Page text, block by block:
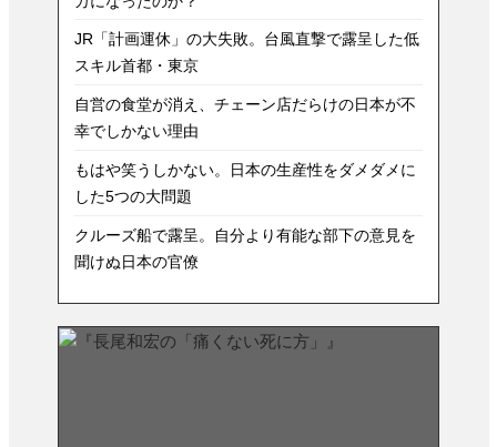
JR「計画運休」の大失敗。台風直撃で露呈した低
スキル首都・東京
自営の食堂が消え、チェーン店だらけの日本が不
幸でしかない理由
もはや笑うしかない。日本の生産性をダメダメに
した5つの大問題
クルーズ船で露呈。自分より有能な部下の意見を
聞けぬ日本の官僚